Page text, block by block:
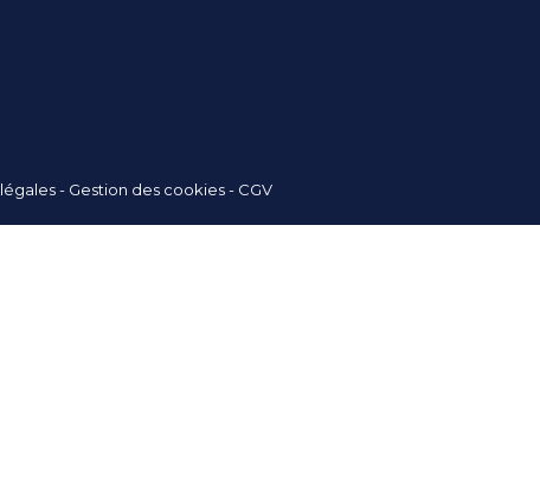
- Gestion des cookies- CGV